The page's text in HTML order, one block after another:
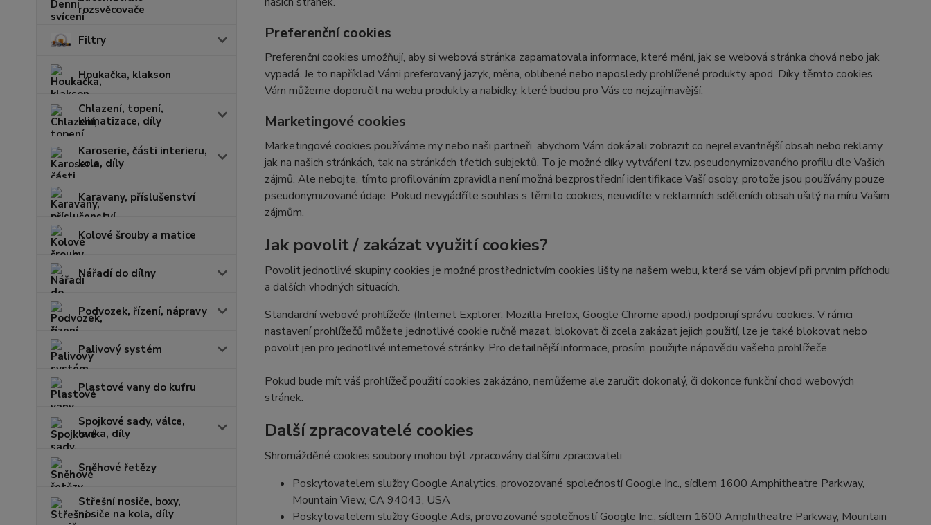
rozsvěcovače
Filtry
Houkačka, klakson
Chlazení, topení,
klimatizace, díly
Karoserie, části interieru,
kola, díly
Karavany, příslušenství
Kolové šrouby a matice
Nářadí do dílny
Podvozek, řízení, nápravy
Palivový systém
Plastové vany do kufru
Spojkové sady, válce,
lanka, díly
Sněhové řetězy
Střešní nosiče, boxy,
nosiče na kola, díly
Preferenční cookies
Preferenční cookies umožňují, aby si webová stránka zapamatovala informace, které mění, jak se webová stránka chová nebo jak
vypadá. Je to například Vámi preferovaný jazyk, měna, oblíbené nebo naposledy prohlížené produkty apod. Díky těmto cookies
Vám můžeme doporučit na webu produkty a nabídky, které budou pro Vás co nejzajímavější.
Marketingové cookies
Marketingové cookies používáme my nebo naši partneři, abychom Vám dokázali zobrazit co nejrelevantnější obsah nebo reklamy
jak na našich stránkách, tak na stránkách třetích subjektů. To je možné díky vytváření tzv. pseudonymizovaného profilu dle Vašich
zájmů. Ale nebojte, tímto profilováním zpravidla není možná bezprostřední identifikace Vaší osoby, protože jsou používány pouze
pseudonymizované údaje. Pokud nevyjádříte souhlas s těmito cookies, neuvidíte v reklamních sděleních obsah ušitý na míru Vašim
zájmům.
Jak povolit / zakázat využití cookies?
Povolit jednotlivé skupiny cookies je možné prostřednictvím cookies lišty na našem webu, která se vám objeví při prvním příchodu
a dalších vhodných situacích.
Standardní webové prohlížeče (Internet Explorer, Mozilla Firefox, Google Chrome apod.) podporují správu cookies. V rámci
nastavení prohlížečů můžete jednotlivé cookie ručně mazat, blokovat či zcela zakázat jejich použití, lze je také blokovat nebo
povolit jen pro jednotlivé internetové stránky. Pro detailnější informace, prosím, použijte nápovědu vašeho prohlížeče.
Pokud bude mít váš prohlížeč použití cookies zakázáno, nemůžeme ale zaručit dokonalý, či dokonce funkční chod webových
stránek.
Další zpracovatelé cookies
Shromážděné cookies soubory mohou být zpracovány dalšími zpracovateli:
Poskytovatelem služby Google Analytics, provozované společností Google Inc., sídlem 1600 Amphitheatre Parkway,
Mountain View, CA 94043, USA
Poskytovatelem služby Google Ads, provozované společností Google Inc., sídlem 1600 Amphitheatre Parkway, Mountain